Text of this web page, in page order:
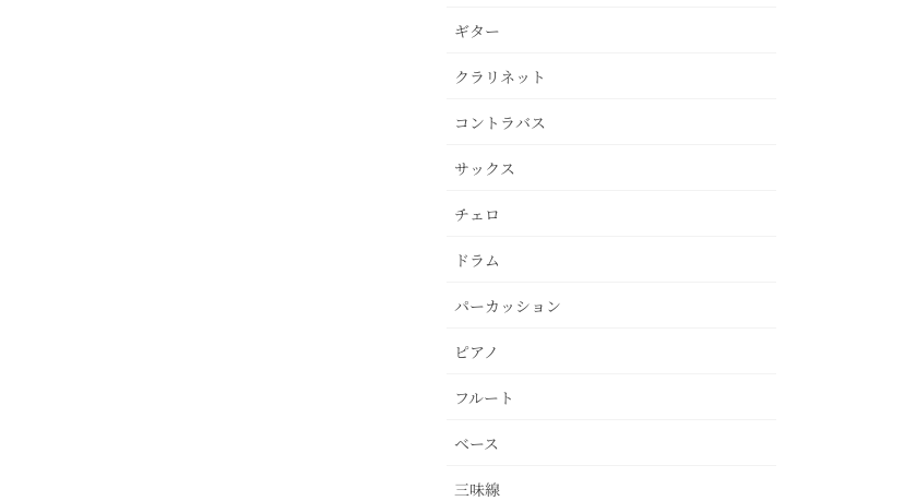
ギター
クラリネット
コントラバス
サックス
チェロ
ドラム
パーカッション
ピアノ
フルート
ベース
三味線